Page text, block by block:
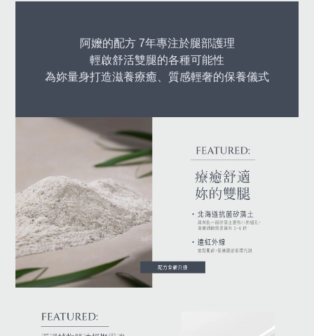
阿嬤的配方 7年專注於腿部護理
輕啟舒活雙腿的各種可能性
為妳量身打造滋養療癒、質感輕奢的保養儀式